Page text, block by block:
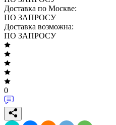
Доставка по Москве:
ПО ЗАПРОСУ
Доставка возможна:
ПО ЗАПРОСУ
0